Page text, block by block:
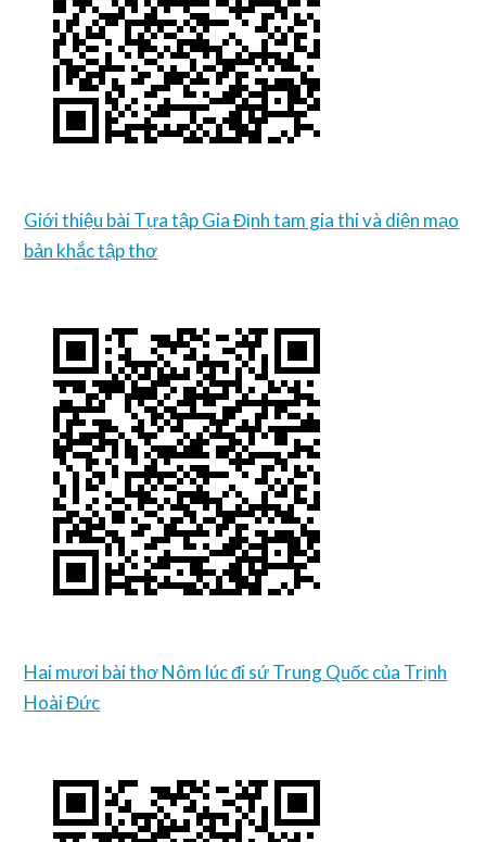
Giới thiệu bài Tựa tập Gia Định tam gia thi và diện mạo
bản khắc tập thơ
Hai mươi bài thơ Nôm lúc đi sứ Trung Quốc của Trịnh
Hoài Đức